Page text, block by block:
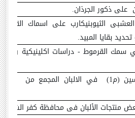
على ذكور الجرذان.
العشبى الثيوبنيكارب على اسماك
بقايا المبيد.
سمك القرموط - دراسات اكلينيكية
(م1)
في الالبان المجمع من
منتجات الألبان فى محافظة كفر الشيخ–